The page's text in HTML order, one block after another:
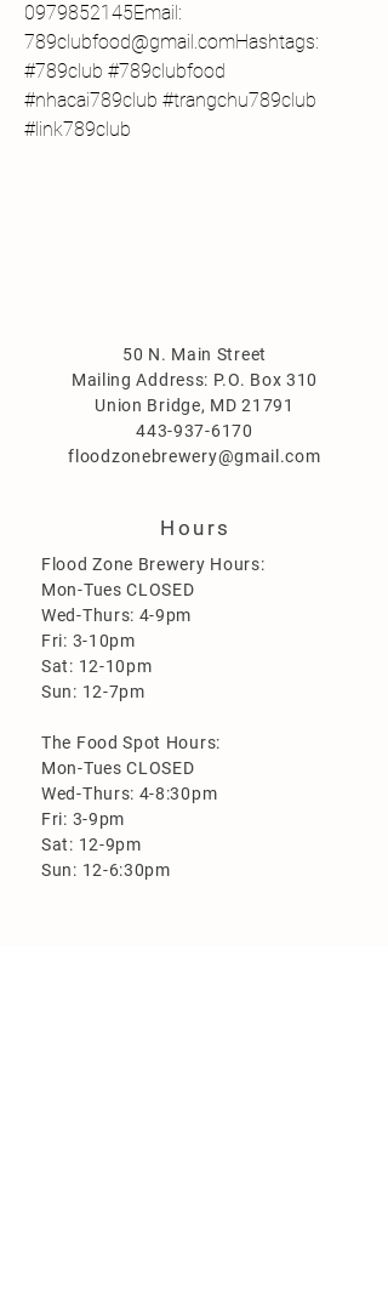
0979852145Email:
789clubfood@gmail.comHashtags:
#789club #789clubfood
#nhacai789club #trangchu789club
#link789club
50 N. Main Street
Mailing Address: P.O. Box 310
Union Bridge, MD 21791
443-937-6170
floodzonebrewery@gmail.com
Hours
Flood Zone Brewery Hours:
Mon-Tues CLOSED
Wed-Thurs: 4-9pm
Fri: 3-10pm
Sat: 12-10pm
Sun: 12-7pm
The Food Spot Hours:
Mon-Tues CLOSED
Wed-Thurs: 4-8:30pm
Fri: 3-9pm
Sat: 12-9pm
Sun: 12-6:30pm